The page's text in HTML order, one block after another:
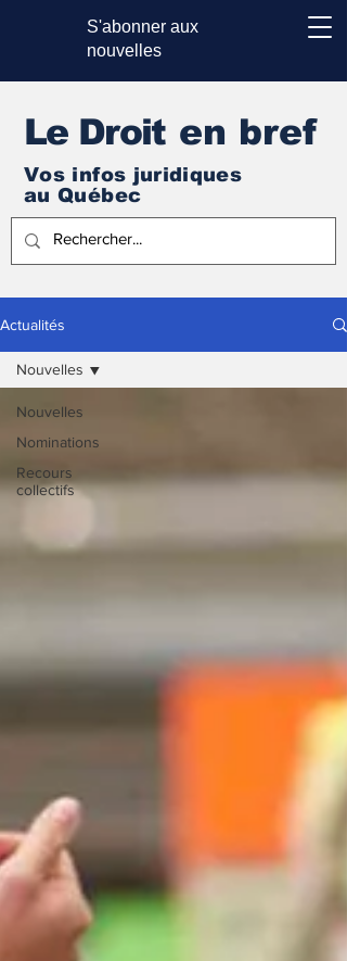
S'abonner aux
nouvelles
Le Droit en bref
Vos infos juridiques
au Québec
Actualités
Nouvelles
Nominations
Recours
collectifs
Nouvelles